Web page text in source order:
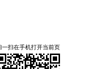
一扫在手机打开当前页